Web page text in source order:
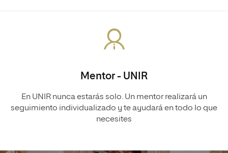
Mentor - UNIR
En UNIR nunca estarás solo. Un mentor realizará un
seguimiento individualizado y te ayudará en todo lo que
necesites